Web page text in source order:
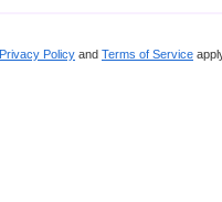
Privacy Policy and Terms of Service